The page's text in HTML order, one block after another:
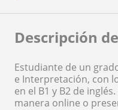
Descripción
Estudiante de un
e Interpretación, con
en el B1 y B2 de
manera online o